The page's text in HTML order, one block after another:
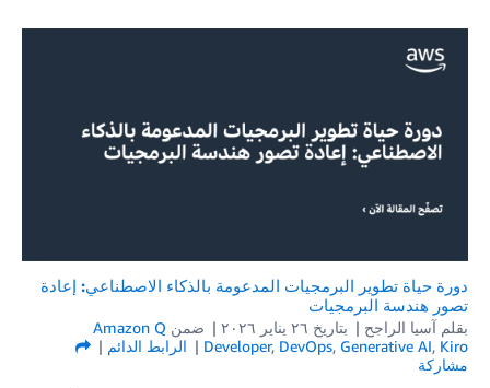
دورة حياة تطوير البرمجيات المدعومة بالذكاء الاصطناعي: إعادة
تصور هندسة البرمجيات
بقلم آسيا الراجح بتاريخ ۲٦ يناير ۲۰۲٦ ضمن Amazon Q
Developer, DevOps, Generative AI, Kiro
الرابط الدائم
مشاركة